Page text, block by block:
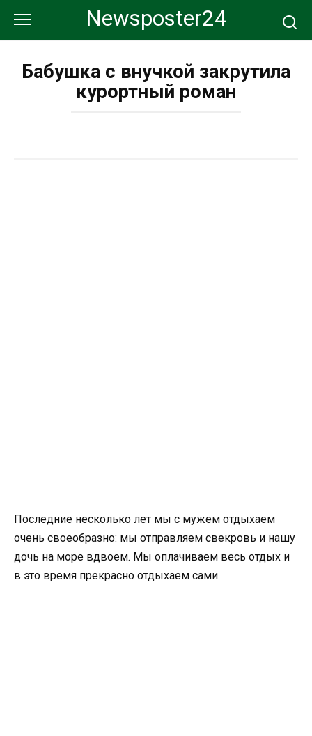
контенту
Newsposter24
Бабушка с внучкой закрутила
курортный роман
Последние несколько лет мы с мужем отдыхаем
очень своеобразно: мы отправляем свекровь и нашу
дочь на море вдвоем. Мы оплачиваем весь отдых и
в это время прекрасно отдыхаем сами.